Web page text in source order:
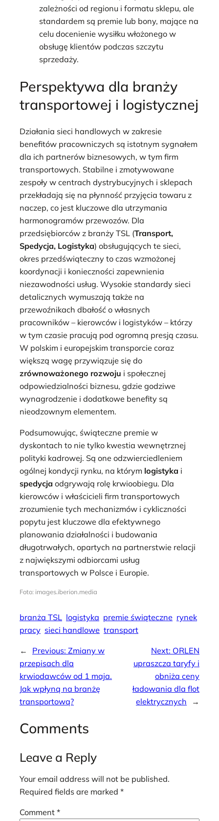
zależności od regionu i formatu sklepu, ale
standardem są premie lub bony, mające na
celu docenienie wysiłku włożonego w
obsługę klientów podczas szczytu
sprzedaży.
Perspektywa dla branży
transportowej i logistycznej
Działania sieci handlowych w zakresie
benefitów pracowniczych są istotnym sygnałem
dla ich partnerów biznesowych, w tym firm
transportowych. Stabilne i zmotywowane
zespoły w centrach dystrybucyjnych i sklepach
przekładają się na płynność przyjęcia towaru z
naczep, co jest kluczowe dla utrzymania
harmonogramów przewozów. Dla
przedsiębiorców z branży TSL (Transport,
Spedycja, Logistyka) obsługujących te sieci,
okres przedświąteczny to czas wzmożonej
koordynacji i konieczności zapewnienia
niezawodności usług. Wysokie standardy sieci
detalicznych wymuszają także na
przewoźnikach dbałość o własnych
pracowników – kierowców i logistyków – którzy
w tym czasie pracują pod ogromną presją czasu.
W polskim i europejskim transporcie coraz
większą wagę przywiązuje się do
zrównoważonego rozwoju i społecznej
odpowiedzialności biznesu, gdzie godziwe
wynagrodzenie i dodatkowe benefity są
nieodzownym elementem.
Podsumowując, świąteczne premie w
dyskontach to nie tylko kwestia wewnętrznej
polityki kadrowej. Są one odzwierciedleniem
ogólnej kondycji rynku, na którym logistyka i
spedycja odgrywają rolę krwioobiegu. Dla
kierowców i właścicieli firm transportowych
zrozumienie tych mechanizmów i cykliczności
popytu jest kluczowe dla efektywnego
planowania działalności i budowania
długotrwałych, opartych na partnerstwie relacji
z największymi odbiorcami usług
transportowych w Polsce i Europie.
Foto: images.iberion.media
branża TSL logistyka premie świąteczne rynek
pracy sieci handlowe transport
← Previous: Zmiany w
przepisach dla
krwiodawców od 1 maja.
Jak wpłyną na branżę
transportową?
Next: ORLEN
upraszcza taryfy i
obniża ceny
ładowania dla flot
elektrycznych
→
Comments
Leave a Reply
Your email address will not be published.
Required fields are marked *
Comment *